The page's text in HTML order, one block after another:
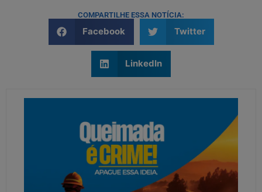
COMPARTILHE ESSA NOTÍCIA:
Facebook Twitter
LinkedIn